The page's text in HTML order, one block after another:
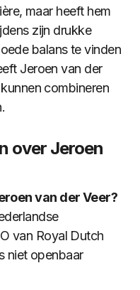
maar heeft hem
zijn drukke
balans te vinden
Jeroen van der
combineren
over Jeroen
van der Veer?
van Royal Dutch
niet openbaar